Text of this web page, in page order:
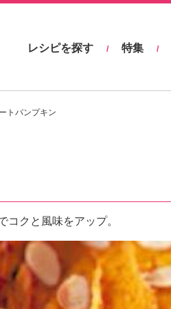
レシピを探す / 特集 /
トパンプキン
コクと風味をアップ。